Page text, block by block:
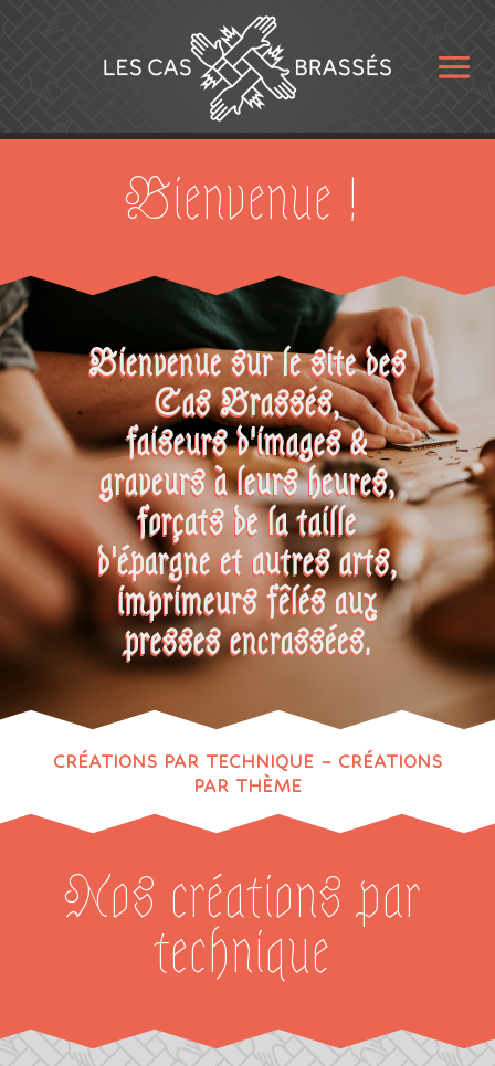
Bienvenue !
Bienvenue sur le site des
Cas Brassés,
faiseurs d'images &
graveurs à leurs heures,
forçats de la taille
d'épargne et autres arts,
imprimeurs fêlés aux
presses encrassées.
CRÉATIONS PAR TECHNIQUE– CRÉATIONS
PAR THÈME
Nos créations par
technique